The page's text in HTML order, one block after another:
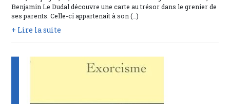
Benjamin Le Dudal découvre une carte au trésor dans le grenier de
ses parents. Celle-ci appartenait à son (…)
+ Lire la suite